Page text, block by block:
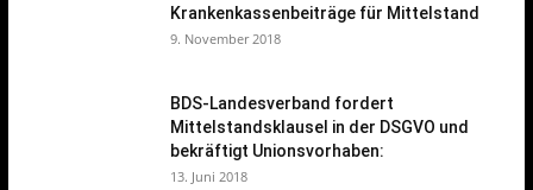
Krankenkassenbeiträge für Mittelstand
9. November 2018
BDS-Landesverband fordert
Mittelstandsklausel in der DSGVO und
bekräftigt Unionsvorhaben:
13. Juni 2018